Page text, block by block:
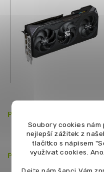
Soubory cookies nám
nejlepší zážitek z
tlačítko s nápisem
využívat cookies.
Pevný disk - OS:
Pevný disk 2:volitelně